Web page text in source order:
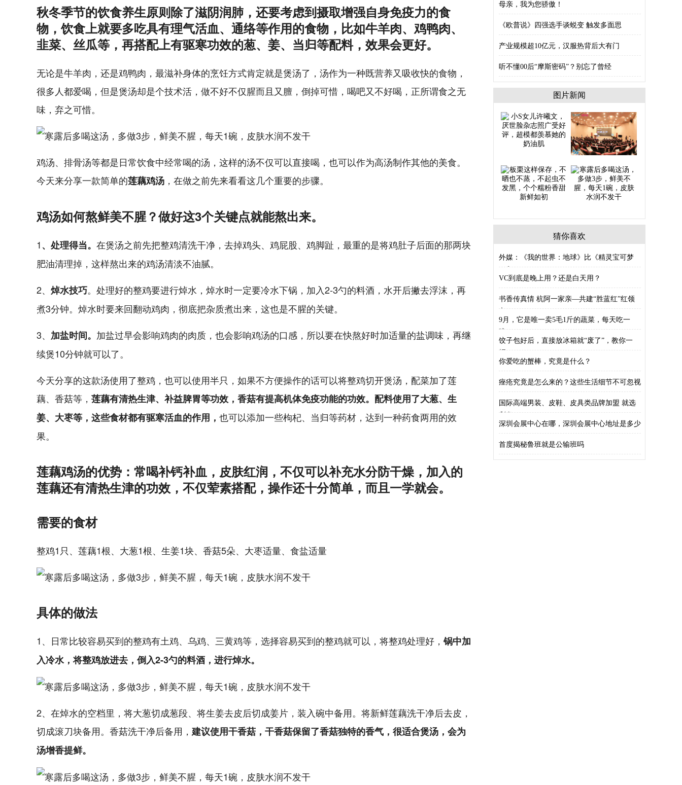
秋冬季节的饮食养生原则除了滋阴润肺，还要考虑到摄取增强自身免疫力的食
物，饮食上就要多吃具有理气活血、通络等作用的食物，比如牛羊肉、鸡鸭肉、
韭菜、丝瓜等，再搭配上有驱寒功效的葱、姜、当归等配料，效果会更好。
无论是牛羊肉，还是鸡鸭肉，最滋补身体的烹饪方式肯定就是煲汤了，汤作为一种既营养又吸收快的食物，
很多人都爱喝，但是煲汤却是个技术活，做不好不仅腥而且又膻，倒掉可惜，喝吧又不好喝，正所谓食之无
味，弃之可惜。
鸡汤、排骨汤等都是日常饮食中经常喝的汤，这样的汤不仅可以直接喝，也可以作为高汤制作其他的美食。
今天来分享一款简单的莲藕鸡汤 ，在做之前先来看看这几个重要的步骤。
鸡汤如何熬鲜美不腥？做好这3个关键点就能熬出来。
1、处理得当。 在煲汤之前先把整鸡清洗干净，去掉鸡头、鸡屁股、鸡脚趾，最重的是将鸡肚子后面的那两块
肥油清理掉，这样熬出来的鸡汤清淡不油腻。
2、 焯水技巧。处理好的整鸡要进行焯水，焯水时一定要冷水下锅，加入2-3勺的料酒，水开后撇去浮沫，再
煮3分钟。焯水时要来回翻动鸡肉，彻底把杂质煮出来，这也是不腥的关键。
3、 加盐时间。 加盐过早会影响鸡肉的肉质，也会影响鸡汤的口感，所以要在快熬好时加适量的盐调味，再继
续煲10分钟就可以了。
今天分享的这款汤使用了整鸡，也可以使用半只，如果不方便操作的话可以将整鸡切开煲汤，配菜加了莲
藕、香菇等， 莲藕有清热生津、补益脾胃等功效，香菇有提高机体免疫功能的功效。配料使用了大葱、生
姜、大枣等，这些食材都有驱寒活血的作用， 也可以添加一些枸杞、当归等药材，达到一种药食两用的效
果。
莲藕鸡汤的优势：常喝补钙补血，皮肤红润，不仅可以补充水分防干燥，加入的
莲藕还有清热生津的功效，不仅荤素搭配，操作还十分简单，而且一学就会。
需要的食材
整鸡1只、莲藕1根、大葱1根、生姜1块、香菇5朵、大枣适量、食盐适量
具体的做法
1、日常比较容易买到的整鸡有土鸡、乌鸡、三黄鸡等，选择容易买到的整鸡就可以，将整鸡处理好，锅中加
入冷水，将整鸡放进去，倒入2-3勺的料酒，进行焯水。
2、在焯水的空档里，将大葱切成葱段、将生姜去皮后切成姜片，装入碗中备用。将新鲜莲藕洗干净后去皮，
切成滚刀块备用。香菇洗干净后备用， 建议使用干香菇，干香菇保留了香菇独特的香气，很适合煲汤，会为
汤增香提鲜。
母亲，我为您骄傲！
《欧普说》四强选手谈蜕变 触发多面思
产业规模超10亿元，汉服热背后大有门
听不懂00后“摩斯密码”？别忘了曾经
图片新闻
猜你喜欢
外媒：《我的世界：地球》比《精灵宝可梦
Go》
VC到底是晚上用？还是白天用？
书香传真情 杭阿一家亲—共建“胜蓝红”红领
巾
9月，它是唯一卖5毛1斤的蔬菜，每天吃一
碗，
饺子包好后，直接放冰箱就“废了”，教你一
招，
你爱吃的蟹棒，究竟是什么？
痤疮究竟是怎么来的？这些生活细节不可忽视
国际高端男装、皮鞋、皮具类品牌加盟 就选
利奥
深圳会展中心在哪，深圳会展中心地址是多少
首度揭秘鲁班就是公输班吗